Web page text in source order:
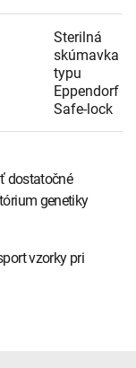
Sterilná
skúmavka
typu
Eppendorf
Safe-lock
dostatočné
genetiky
vzorky pri